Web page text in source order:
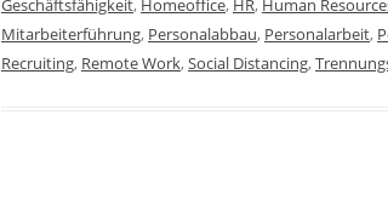
Geschäftsfähigkeit, Homeoffice, HR, Human
Mitarbeiterführung, Personalabbau, Personalarbeit,
Recruiting, Remote Work,Social Distancing,